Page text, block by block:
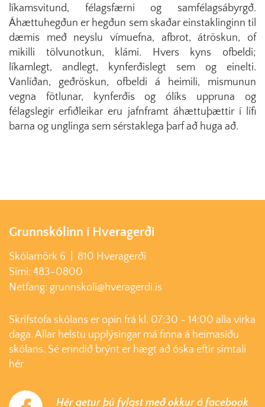
líkamsvitund, félagsfærni og samfélagsábyrgð.
Áhættuhegðun er hegðun sem skaðar einstaklinginn til
dæmis með neyslu vímuefna, afbrot, átröskun, of
mikilli tölvunotkun, klámi. Hvers kyns ofbeldi;
líkamlegt, andlegt, kynferðislegt sem og einelti.
Vanlíðan, geðröskun, ofbeldi á heimili, mismunun
vegna fötlunar, kynferðis og ólíks uppruna og
félagslegir erfiðleikar eru jafnframt áhættuþættir í lífi
barna og unglinga sem sérstaklega þarf að huga að.
Grunnskólinn í Hveragerði
Skólamörk 6 | 810 Hveragerði
Sími: 483-0800
Netfang: grunnskoli@hveragerdi.is
Skrifstofa skólans er opin frá kl. 07:30 - 14:00 alla virka
daga. Allar helstu upplýsingar má finna á heimasíðu
skólans. Sé erindið brýnt er hægt að óska eftir símtali
hér
Hér getur þú fylgst með okkur á facebook